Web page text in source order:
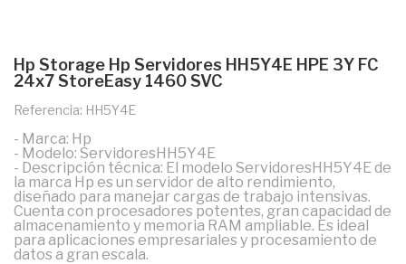
Hp Storage Hp Servidores HH5Y4E HPE 3Y FC
24x7 StoreEasy 1460 SVC
Referencia: HH5Y4E
- Marca: Hp
- Modelo: ServidoresHH5Y4E
- Descripción técnica: El modelo ServidoresHH5Y4E de
la marca Hp es un servidor de alto rendimiento,
diseñado para manejar cargas de trabajo intensivas.
Cuenta con procesadores potentes, gran capacidad de
almacenamiento y memoria RAM ampliable. Es ideal
para aplicaciones empresariales y procesamiento de
datos a gran escala.